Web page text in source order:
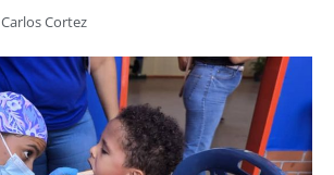
Carlos Cortez